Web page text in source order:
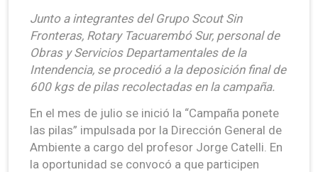
Junto a integrantes del Grupo Scout Sin
Fronteras, Rotary Tacuarembó Sur, personal de
Obras y Servicios Departamentales de la
Intendencia, se procedió a la deposición final de
600 kgs de pilas recolectadas en la campaña.
En el mes de julio se inició la “Campaña ponete
las pilas” impulsada por la Dirección General de
Ambiente a cargo del profesor Jorge Catelli. En
la oportunidad se convocó a que participen